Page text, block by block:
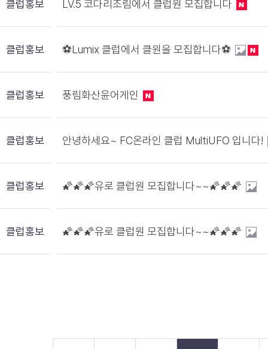
클럽홍보 LV.5 코다리조림에서 클럽원 모집합니다
클럽홍보 ⚽️Lumix 클럽에서 클원을 모집합니다⚽️
클럽홍보 풍림화산윤어게인
클럽홍보 안녕하세요~ FC온라인 클럽 MultiUFO 입니다!
클럽홍보 🌠🌠🌠유로 클럽원 모집합니다~~🌠🌠🌠
클럽홍보 🌠🌠🌠유로 클럽원 모집합니다~~🌠🌠🌠